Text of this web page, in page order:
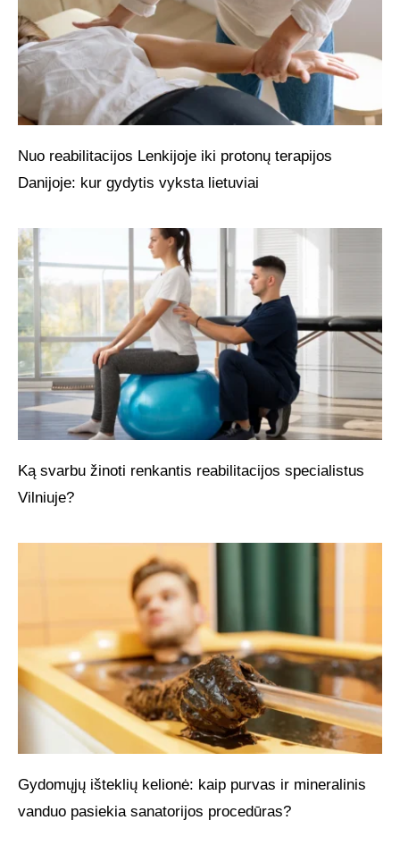
Nuo reabilitacijos Lenkijoje iki protonų terapijos
Danijoje: kur gydytis vyksta lietuviai
Ką svarbu žinoti renkantis reabilitacijos specialistus
Vilniuje?
Gydomųjų išteklių kelionė: kaip purvas ir mineralinis
vanduo pasiekia sanatorijos procedūras?